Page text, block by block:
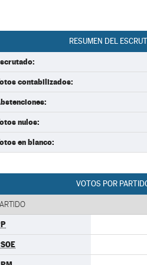
RESUMEN DEL
contabilizados:
nulos:
en blanco:
VOTOS POR